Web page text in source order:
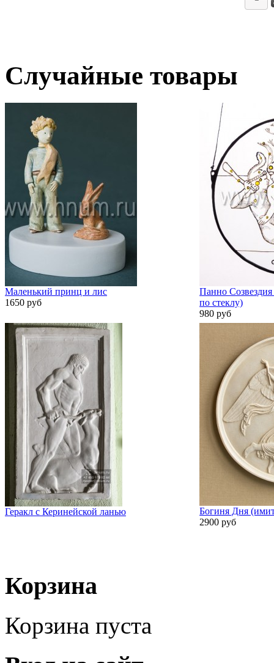
Случайные товары
Маленький принц и лис
1650 руб
Панно
по стеклу)
980 руб
Геракл с Керинейской ланью
Богиня Дня
2900 руб
Корзина
Корзина пуста